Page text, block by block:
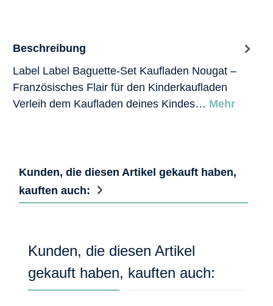
Beschreibung
Label Label Baguette-Set Kaufladen Nougat –
Französisches Flair für den Kinderkaufladen
Verleih dem Kaufladen deines Kindes… Mehr
Kunden, die diesen Artikel gekauft haben,
kauften auch:
Produktgalerie überspringen
Kunden, die diesen Artikel
gekauft haben, kauften auch: